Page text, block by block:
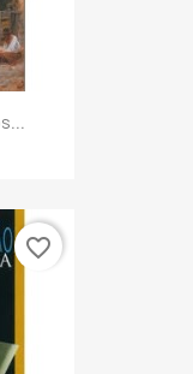
favorite_border